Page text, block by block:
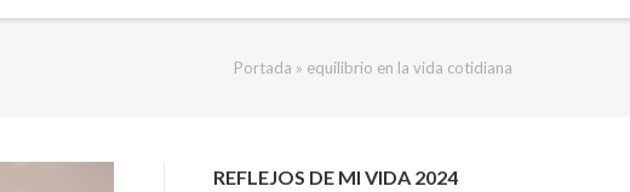
Portada » equilibrio en la vida cotidiana
REFLEJOS DE MI VIDA 2024